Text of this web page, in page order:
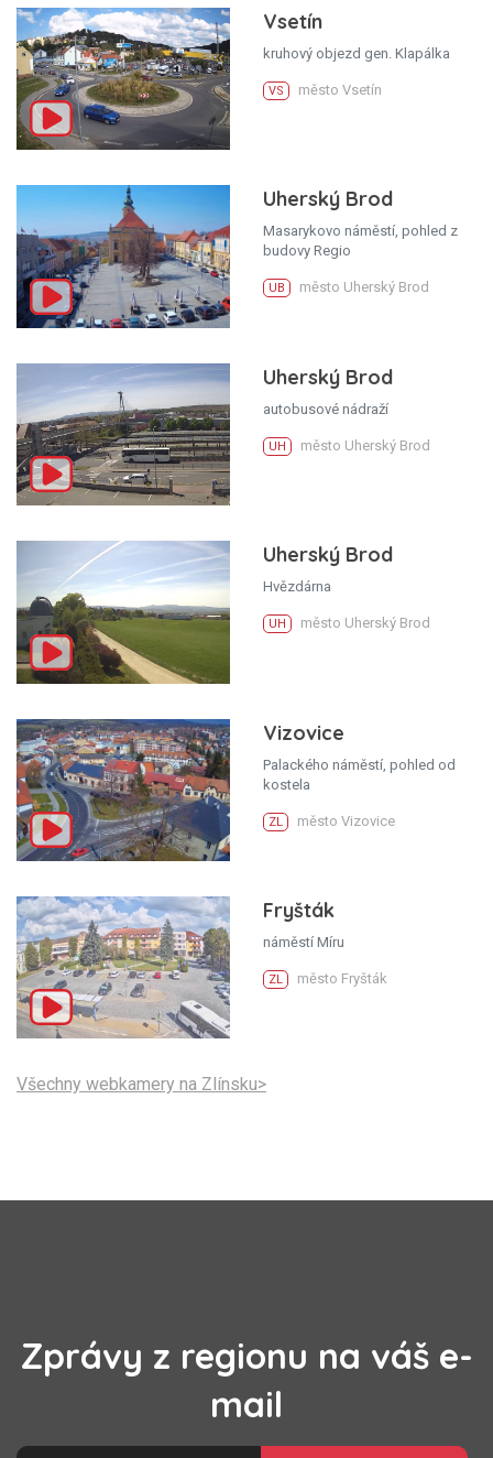
Vsetín
kruhový objezd gen. Klapálka
VS město Vsetín
Uherský Brod
Masarykovo náměstí, pohled z
budovy Regio
UB město Uherský Brod
Uherský Brod
autobusové nádraží
UH město Uherský Brod
Uherský Brod
Hvězdárna
UH město Uherský Brod
Vizovice
Palackého náměstí, pohled od
kostela
ZL město Vizovice
Fryšták
náměstí Míru
ZL město Fryšták
Všechny webkamery na Zlínsku>
Zprávy z regionu na váš e-
mail